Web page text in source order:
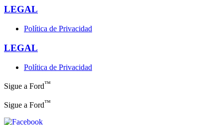
LEGAL
Política de Privacidad
LEGAL
Política de Privacidad
Sigue a Ford™
Sigue a Ford™